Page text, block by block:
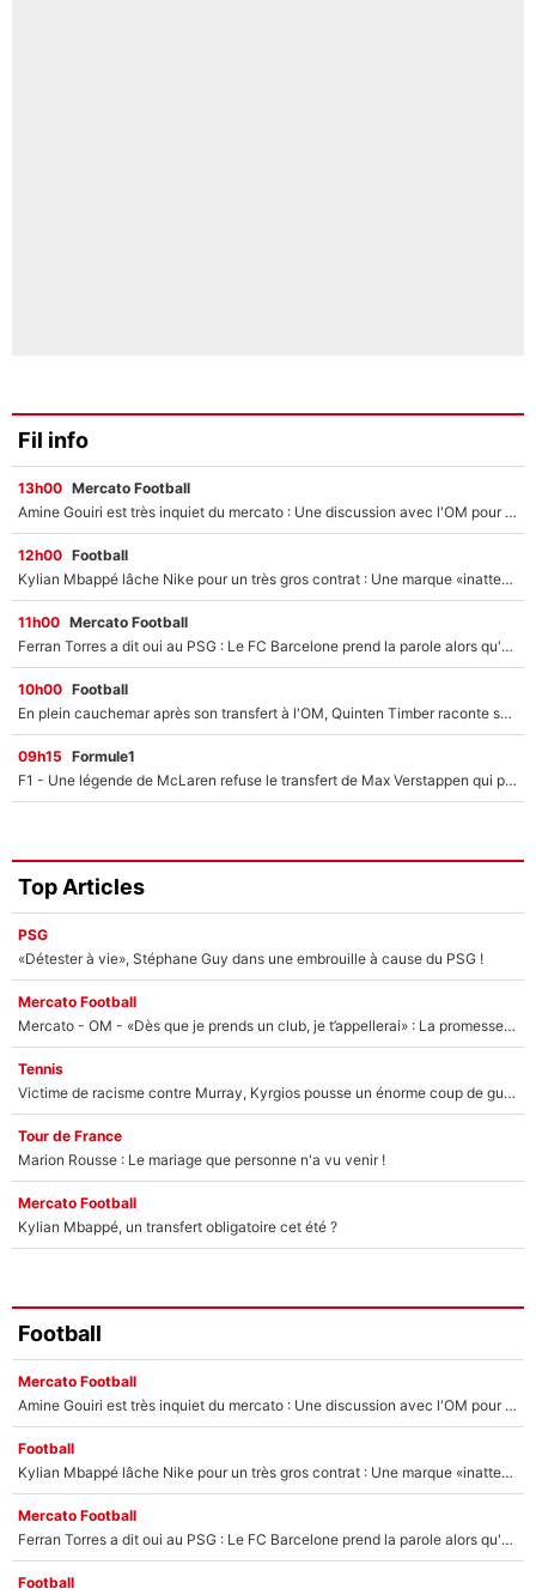
Fil info
13h00 Mercato Football
Amine Gouiri est très inquiet du mercato : Une discussion avec l'OM pour acter son transfert !
12h00 Football
Kylian Mbappé lâche Nike pour un très gros contrat : Une marque «inattendue» va frapper très fort
11h00 Mercato Football
Ferran Torres a dit oui au PSG : Le FC Barcelone prend la parole alors qu'un transfert de l'attaquant espagnol prend forme
10h00 Football
En plein cauchemar après son transfert à l'OM, Quinten Timber raconte ses doutes après sa signature à Marseille
09h15 Formule1
F1 - Une légende de McLaren refuse le transfert de Max Verstappen qui pourrait «faire des vagues» et plomber l'ambiance dans l'équipe
Top Articles
PSG
«Détester à vie», Stéphane Guy dans une embrouille à cause du PSG !
Mercato Football
Mercato - OM - «Dès que je prends un club, je t’appellerai» : La promesse de Marcelino au moment de claquer la porte
Tennis
Victime de racisme contre Murray, Kyrgios pousse un énorme coup de gueule !
Tour de France
Marion Rousse : Le mariage que personne n'a vu venir !
Mercato Football
Kylian Mbappé, un transfert obligatoire cet été ?
Football
Mercato Football
Amine Gouiri est très inquiet du mercato : Une discussion avec l'OM pour acter son transfert !
Football
Kylian Mbappé lâche Nike pour un très gros contrat : Une marque «inattendue» va frapper très fort
Mercato Football
Ferran Torres a dit oui au PSG : Le FC Barcelone prend la parole alors qu'un transfert de l'attaquant espagnol prend forme
Football